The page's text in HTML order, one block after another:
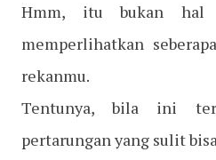
Hmm, itu bukan hal
memperlihatkan
rekanmu.
Tentunya, bila ini
pertarungan yang sulit